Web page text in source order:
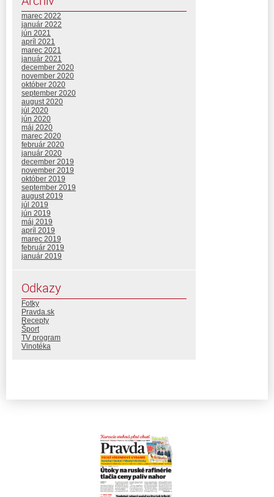
marec 2022
január 2022
jún 2021
apríl 2021
marec 2021
január 2021
december 2020
november 2020
október 2020
september 2020
august 2020
júl 2020
jún 2020
máj 2020
marec 2020
február 2020
január 2020
december 2019
november 2019
október 2019
september 2019
august 2019
júl 2019
jún 2019
máj 2019
apríl 2019
marec 2019
február 2019
január 2019
Odkazy
Fotky
Pravda.sk
Recepty
Šport
TV program
Vinotéka